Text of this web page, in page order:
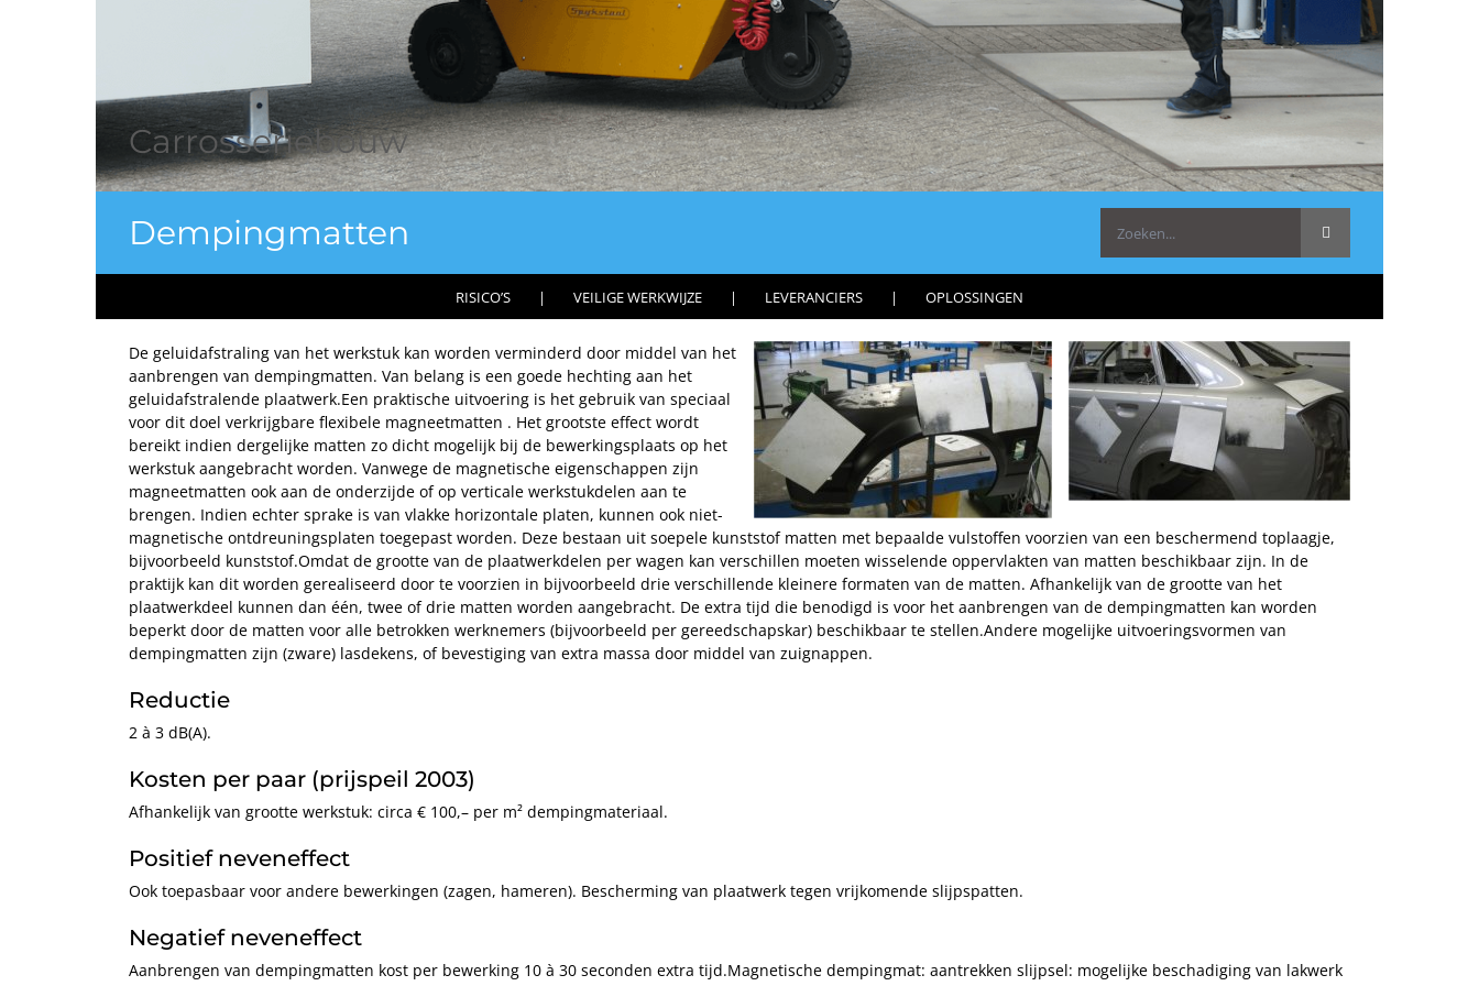
Carrosseriebouw
Dempingmatten
naar:
RISICO’S VEILIGE WERKWIJZE LEVERANCIERS OPLOSSINGEN
De geluidafstraling van het werkstuk kan worden verminderd door middel van het
aanbrengen van dempingmatten. Van belang is een goede hechting aan het
geluidafstralende plaatwerk.Een praktische uitvoering is het gebruik van speciaal
voor dit doel verkrijgbare flexibele magneetmatten . Het grootste effect wordt
bereikt indien dergelijke matten zo dicht mogelijk bij de bewerkingsplaats op het
werkstuk aangebracht worden. Vanwege de magnetische eigenschappen zijn
magneetmatten ook aan de onderzijde of op verticale werkstukdelen aan te
brengen. Indien echter sprake is van vlakke horizontale platen, kunnen ook niet-
magnetische ontdreuningsplaten toegepast worden. Deze bestaan uit soepele kunststof matten met bepaalde vulstoffen voorzien van een beschermend toplaagje,
bijvoorbeeld kunststof.Omdat de grootte van de plaatwerkdelen per wagen kan verschillen moeten wisselende oppervlakten van matten beschikbaar zijn. In de
praktijk kan dit worden gerealiseerd door te voorzien in bijvoorbeeld drie verschillende kleinere formaten van de matten. Afhankelijk van de grootte van het
plaatwerkdeel kunnen dan één, twee of drie matten worden aangebracht. De extra tijd die benodigd is voor het aanbrengen van de dempingmatten kan worden
beperkt door de matten voor alle betrokken werknemers (bijvoorbeeld per gereedschapskar) beschikbaar te stellen.Andere mogelijke uitvoeringsvormen van
dempingmatten zijn (zware) lasdekens, of bevestiging van extra massa door middel van zuignappen.
Reductie
2 à 3 dB(A).
Kosten per paar (prijspeil 2003)
Afhankelijk van grootte werkstuk: circa € 100,– per m² dempingmateriaal.
Positief neveneffect
Ook toepasbaar voor andere bewerkingen (zagen, hameren). Bescherming van plaatwerk tegen vrijkomende slijpspatten.
Negatief neveneffect
Aanbrengen van dempingmatten kost per bewerking 10 à 30 seconden extra tijd.Magnetische dempingmat: aantrekken slijpsel: mogelijke beschadiging van lakwerk